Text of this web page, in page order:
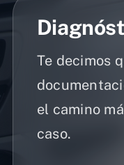
Te decimos
el camino
caso.